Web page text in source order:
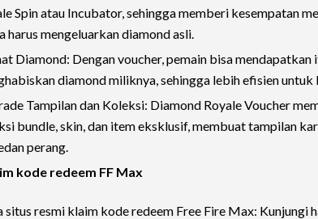
Spin atau Incubator, sehingga memberi kesempatan
harus mengeluarkan diamond asli.
Diamond: Dengan voucher, pemain bisa mendapatkan
diamond miliknya, sehingga lebih efisien
Tampilan dan Koleksi: Diamond Royale Voucher
bundle, skin, dan item eksklusif, membuat tampilan
perang.
kode redeem FF Max
situs resmi klaim kode redeem Free Fire Max: Kunjungi